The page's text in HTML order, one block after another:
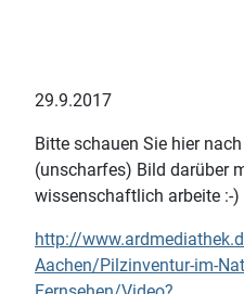
29.9.2017
Bitte schauen Sie hier
(unscharfes) Bild darüber
wissenschaftlich arbeite :-)
http://
Aachen/Pilzinventur-im-